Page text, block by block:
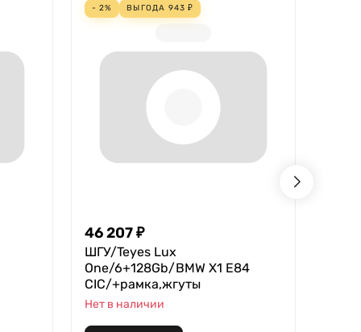
- 2% ВЫГОДА 943 ₽
46 207₽
ШГУ/Teyes Lux
One/6+128Gb/BMW X1 E84
CIC/+рамка,жгуты
Нет в наличии